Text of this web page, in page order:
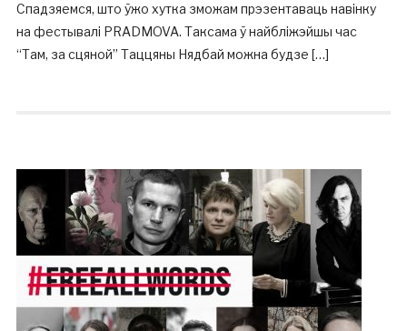
Спадзяемся, што ўжо хутка зможам прэзентаваць навінку
на фестывалі PRADMOVA. Таксама ў найбліжэйшы час
“Там, за сцяной” Таццяны Нядбай можна будзе […]